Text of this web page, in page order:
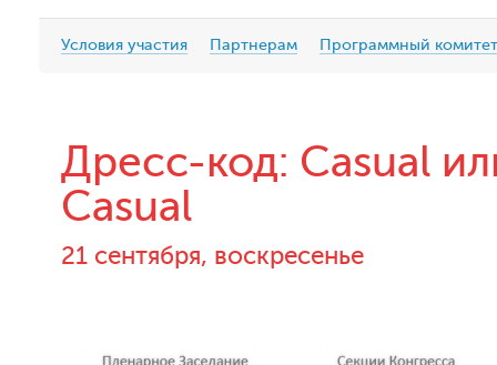
Условия участия Партнерам Программный
Дресс-код: Casual
Casual
21 сентября, воскресенье